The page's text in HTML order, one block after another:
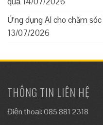
Ứng dụng AI cho chăm
13/07/2026
THÔNG TIN LIÊN HỆ
Điện thoại: 085 881 2318